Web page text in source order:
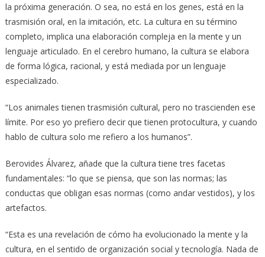
la próxima generación. O sea, no está en los genes, está en la
trasmisión oral, en la imitación, etc. La cultura en su término
completo, implica una elaboración compleja en la mente y un
lenguaje articulado. En el cerebro humano, la cultura se elabora
de forma lógica, racional, y está mediada por un lenguaje
especializado.
“Los animales tienen trasmisión cultural, pero no trascienden ese
límite. Por eso yo prefiero decir que tienen protocultura, y cuando
hablo de cultura solo me refiero a los humanos”.
Berovides Álvarez, añade que la cultura tiene tres facetas
fundamentales: “lo que se piensa, que son las normas; las
conductas que obligan esas normas (como andar vestidos), y los
artefactos.
“Esta es una revelación de cómo ha evolucionado la mente y la
cultura, en el sentido de organización social y tecnología. Nada de